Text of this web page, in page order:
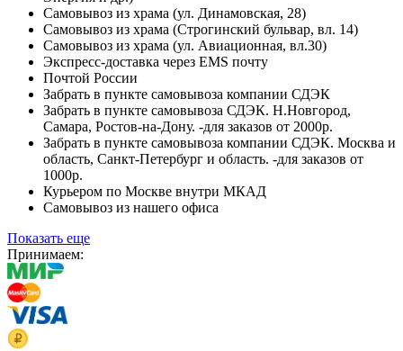
Самовывоз из храма (ул. Динамовская, 28)
Самовывоз из храма (Строгинский бульвар, вл. 14)
Самовывоз из храма (ул. Авиационная, вл.30)
Экспресс-доставка через EMS почту
Почтой России
Забрать в пункте самовывоза компании СДЭК
Забрать в пункте самовывоза СДЭК. Н.Новгород,
Самара, Ростов-на-Дону. -для заказов от 2000р.
Забрать в пункте самовывоза компании СДЭК. Москва и
область, Санкт-Петербург и область. -для заказов от
1000р.
Курьером по Москве внутри МКАД
Самовывоз из нашего офиса
Показать еще
Принимаем: